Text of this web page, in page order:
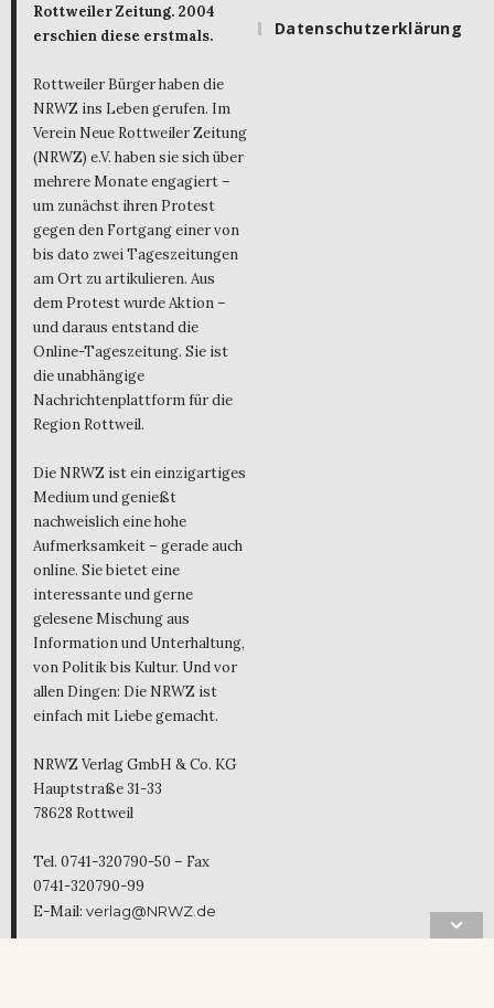
Rottweiler Zeitung. 2004
erschien diese erstmals.
Rottweiler Bürger haben die
NRWZ ins Leben gerufen. Im
Verein Neue Rottweiler Zeitung
(NRWZ) e.V. haben sie sich über
mehrere Monate engagiert –
um zunächst ihren Protest
gegen den Fortgang einer von
bis dato zwei Tageszeitungen
am Ort zu artikulieren. Aus
dem Protest wurde Aktion –
und daraus entstand die
Online-Tageszeitung. Sie ist
die unabhängige
Nachrichtenplattform für die
Region Rottweil.
Die NRWZ ist ein einzigartiges
Medium und genießt
nachweislich eine hohe
Aufmerksamkeit – gerade auch
online. Sie bietet eine
interessante und gerne
gelesene Mischung aus
Information und Unterhaltung,
von Politik bis Kultur. Und vor
allen Dingen: Die NRWZ ist
einfach mit Liebe gemacht.
NRWZ Verlag GmbH & Co. KG
Hauptstraße 31-33
78628 Rottweil
Tel. 0741-320790-50 – Fax
0741-320790-99
E-Mail: verlag@NRWZ.de
Datenschutzerklärung